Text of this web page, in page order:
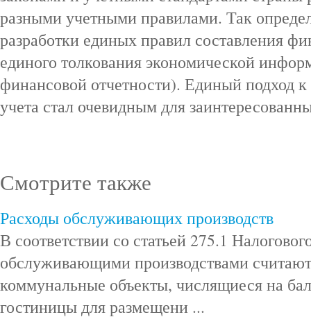
разными учетными правилами. Так
разработки единых правил составления
единого толкования экономической
финансовой отчетности). Единый подход к
учета стал очевидным для
Смотрите также
Расходы обслуживающих производств
В соответствии со статьей 275.1
обслуживающими производствами
коммунальные объекты, числящиеся на
гостиницы для размещени ...